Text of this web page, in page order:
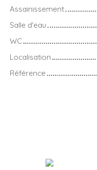
Assainissement
Salle d'eau
WC
Localisation
Référence